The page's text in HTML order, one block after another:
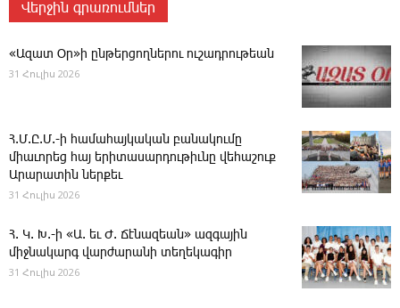
Վերջին գրառումներ
«Ազատ Օր»ի ընթերցողներու ուշադրութեան
31 Հուլիս 2026
Հ.Մ.Ը.Մ.-ի համահայկական բանակումը
միաւորեց հայ երիտասարդութիւնը վեհաշուք
Արարատին ներքեւ
31 Հուլիս 2026
Հ. Կ. Խ.-ի «Ա. եւ Ժ. ­Ճէնազեան» ազգային
միջնակարգ վարժարանի տեղեկագիր
31 Հուլիս 2026